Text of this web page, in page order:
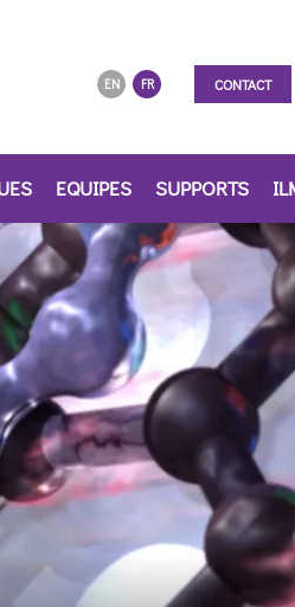
FR
EN CONTACT
EQUIPES SUPPORTS